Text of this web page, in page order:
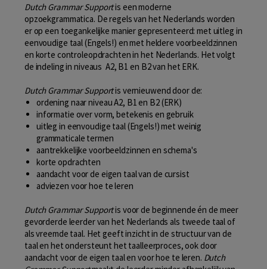
Dutch Grammar Supportis een moderne
opzoekgrammatica. De regels van het Nederlands worden
er op een toegankelijke manier gepresenteerd: met uitleg in
eenvoudige taal (Engels!) en met heldere voorbeeldzinnen
en korte controleopdrachten in het Nederlands. Het volgt
de indeling in niveaus A2, B1 en B2 van het ERK.
Dutch Grammar Supportis vernieuwend door de:
ordening naar niveau A2, B1 en B2 (ERK)
informatie over vorm, betekenis en gebruik
uitleg in eenvoudige taal (Engels!) met weinig
grammaticale termen
aantrekkelijke voorbeeldzinnen en schema's
korte opdrachten
aandacht voor de eigen taal van de cursist
adviezen voor hoe te leren
Dutch Grammar Supportis voor de beginnende én de meer
gevorderde leerder van het Nederlands als tweede taal of
als vreemde taal. Het geeft inzicht in de structuur van de
taal en het ondersteunt het taalleerproces, ook door
aandacht voor de eigen taal en voor hoe te leren. Dutch